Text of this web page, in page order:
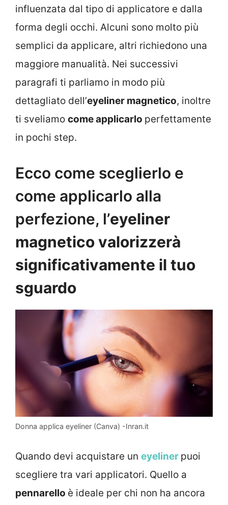
influenzata dal tipo di applicatore e dalla
forma degli occhi. Alcuni sono molto più
semplici da applicare, altri richiedono una
maggiore manualità. Nei successivi
paragrafi ti parliamo in modo più
dettagliato dell’eyeliner magnetico, inoltre
ti sveliamo come applicarlo perfettamente
in pochi step.
Ecco come sceglierlo e
come applicarlo alla
perfezione, l’eyeliner
magnetico valorizzerà
significativamente il tuo
sguardo
Donna applica eyeliner (Canva) -Inran.it
Quando devi acquistare un eyeliner puoi
scegliere tra vari applicatori. Quello a
pennarello è ideale per chi non ha ancora